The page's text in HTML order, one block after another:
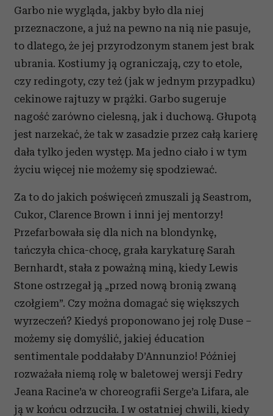
Garbo nie wygląda, jakby było dla niej
przeznaczone, a już na pewno na nią nie pasuje,
to dlatego, że jej przyrodzonym stanem jest brak
ubrania. Kostiumy ją ograniczają, czy to etole,
czy redingoty, czy też (jak w jednym przypadku)
cekinowe rajtuzy w prążki. Garbo sugeruje
nagość zarówno cielesną, jak i duchową. Głupotą
jest narzekać, że tak w zasadzie przez całą karierę
dała tylko jeden występ. Ma jedno ciało i w tym
życiu więcej nie możemy się spodziewać.
Za to do jakich poświęceń zmuszali ją Seastrom,
Cukor, Clarence Brown i inni jej mentorzy!
Przefarbowała się dla nich na blondynkę,
tańczyła chica-chocę, grała karykaturę Sarah
Bernhardt, stała z poważną miną, kiedy Lewis
Stone ostrzegał ją „przed nową bronią zwaną
czołgiem”. Czy można domagać się większych
wyrzeczeń? Kiedyś proponowano jej rolę Duse –
możemy się domyślić, jakiej éducation
sentimentale poddałaby D’Annunzio! Później
rozważała niemą rolę w baletowej wersji Fedry
Jeana Racine’a w choreografii Serge’a Lifara, ale
ją w końcu odrzuciła. I w ostatniej chwili, kiedy